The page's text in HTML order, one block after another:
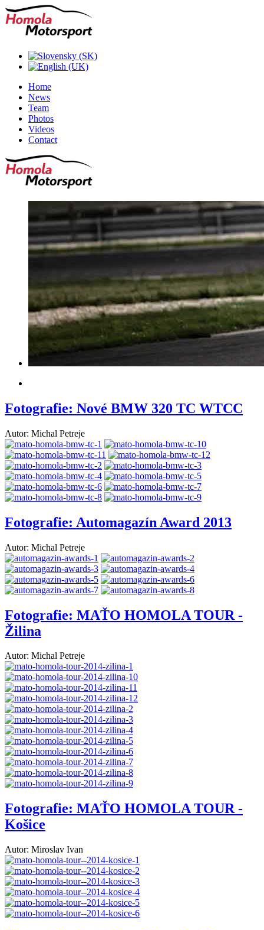
Home
News
Team
Photos
Videos
Contact
Fotografie: Nové BMW 320 TC WTCC
Autor: Michal Petreje
Fotografie: Automagazín Award 2013
Autor: Michal Petreje
Fotografie: MAŤO HOMOLA TOUR -
Žilina
Autor: Michal Petreje
Fotografie: MAŤO HOMOLA TOUR -
Košice
Autor: Miroslav Ivan